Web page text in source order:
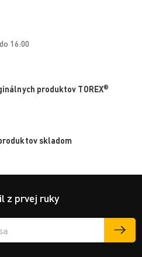
16:00
produktov TOREX®
skladom
z prvej ruky